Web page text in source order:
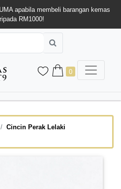
apabila membeli barangan kemas
RM1000!
0
Cincin Perak Lelaki